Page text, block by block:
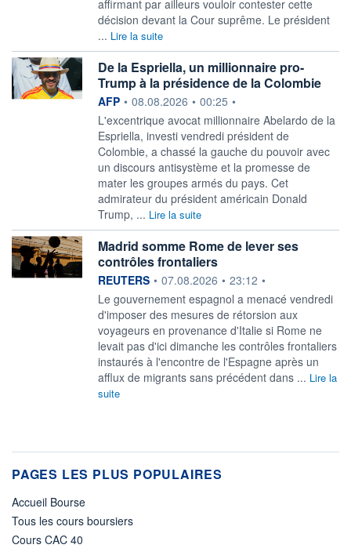
affirmant par ailleurs vouloir contester cette
décision devant la Cour suprême. Le président
... Lire la suite
De la Espriella, un millionnaire pro-
Trump à la présidence de la Colombie
information fournie par
AFP • 08.08.2026 • 00:25 •
L'excentrique avocat millionnaire Abelardo de la
Espriella, investi vendredi président de
Colombie, a chassé la gauche du pouvoir avec
un discours antisystème et la promesse de
mater les groupes armés du pays. Cet
admirateur du président américain Donald
Trump, ... Lire la suite
Madrid somme Rome de lever ses
contrôles frontaliers
information fournie par
REUTERS • 07.08.2026 • 23:12 •
Le gouvernement espagnol a menacé vendredi
‌d'imposer des mesures de rétorsion aux
voyageurs en provenance d'Italie si Rome ne
levait ​pas d'ici dimanche les contrôles frontaliers
instaurés à l'encontre de l'Espagne après un
afflux de migrants sans précédent dans ... Lire la
suite
PAGES LES PLUS POPULAIRES
Accueil Bourse
Tous les cours boursiers
Cours CAC 40